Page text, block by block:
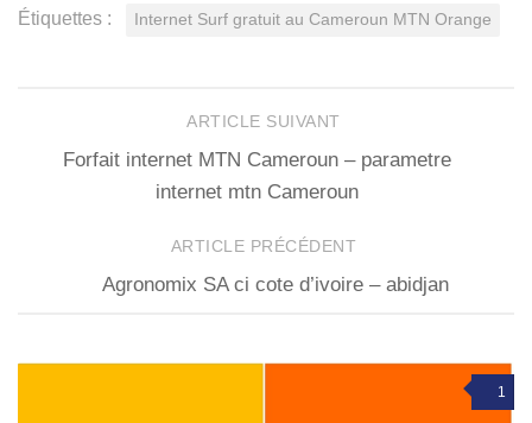
Étiquettes : Internet Surf gratuit au Cameroun MTN Orange
ARTICLE SUIVANT
Forfait internet MTN Cameroun – parametre
internet mtn Cameroun
ARTICLE PRÉCÉDENT
Agronomix SA ci cote d’ivoire – abidjan
1